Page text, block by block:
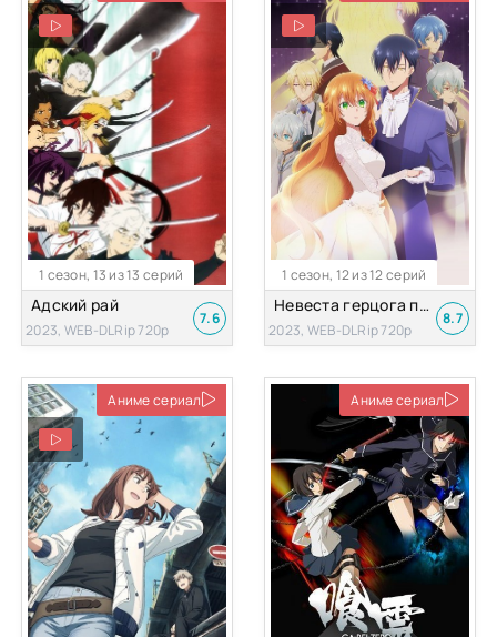
1 сезон, 13 из 13 серий
Адский рай
2023, WEB-DLRip 720p
7.6
1 сезон, 12 из 12 серий
Невеста герцога по контракту
2023, WEB-DLRip 720p
8.7
Аниме сериал Аниме сериал